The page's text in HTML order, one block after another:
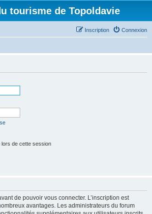
tourisme de Topoldavie
Connexion
Inscription
de cette session
de pouvoir vous connecter. L’inscription est
avantages. Les administrateurs du forum